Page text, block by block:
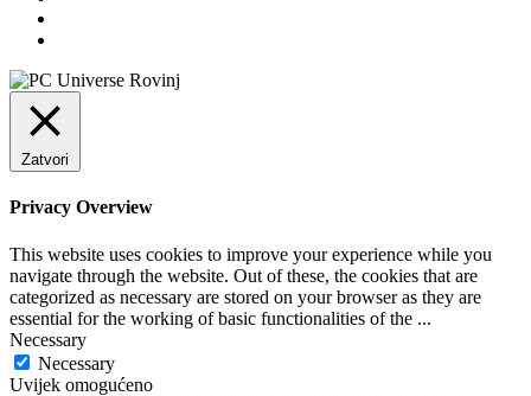
Zatvori
Privacy Overview
This website uses cookies to improve your experience while you
navigate through the website. Out of these, the cookies that are
categorized as necessary are stored on your browser as they are
essential for the working of basic functionalities of the ...
Necessary
Necessary
Uvijek omogućeno